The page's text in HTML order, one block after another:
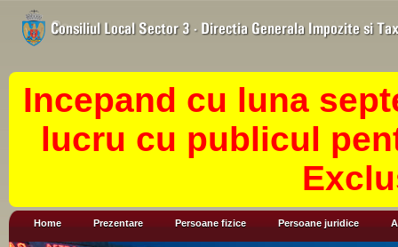
Incepand cu luna
lucru cu publicul
Home Prezentare Persoane fizice Persoane juridice